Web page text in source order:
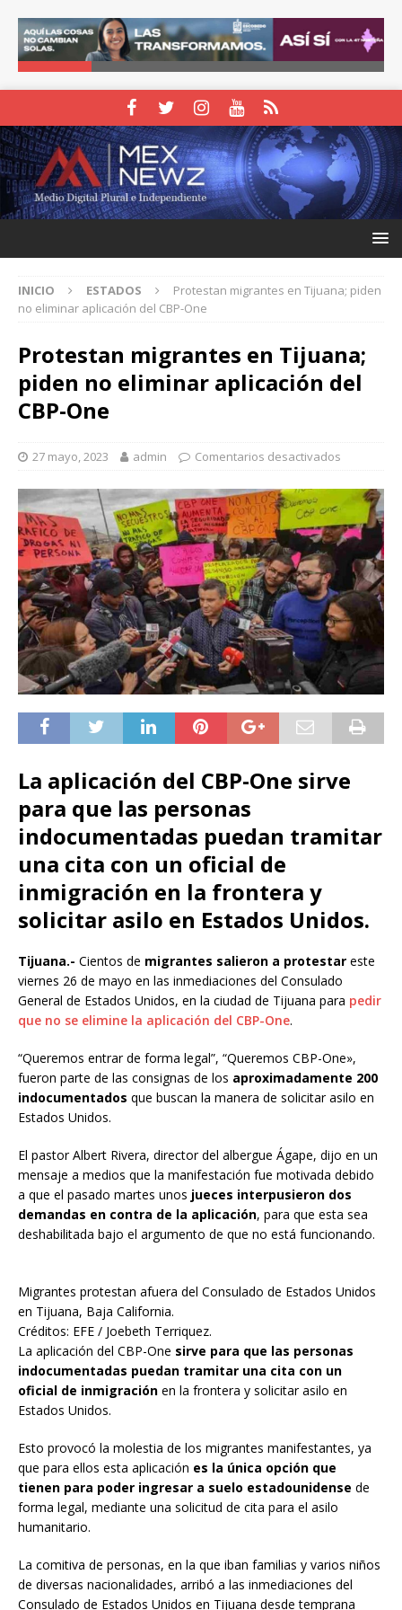
INICIO ESTADOS
Protestan migrantes en Tijuana; piden
no eliminar aplicación del CBP-One
Protestan migrantes en Tijuana;
piden no eliminar aplicación del
CBP-One
27 mayo, 2023 admin Comentarios desactivados
La aplicación del CBP-One sirve
para que las personas
indocumentadas puedan tramitar
una cita con un oficial de
inmigración en la frontera y
solicitar asilo en Estados Unidos.
Tijuana.- Cientos de migrantes salieron a protestar este
viernes 26 de mayo en las inmediaciones del Consulado
General de Estados Unidos, en la ciudad de Tijuana para pedir
que no se elimine la aplicación del CBP-One.
“Queremos entrar de forma legal”, “Queremos CBP-One»,
fueron parte de las consignas de los aproximadamente 200
indocumentados que buscan la manera de solicitar asilo en
Estados Unidos.
El pastor Albert Rivera, director del albergue Ágape, dijo en un
mensaje a medios que la manifestación fue motivada debido
a que el pasado martes unos jueces interpusieron dos
demandas en contra de la aplicación, para que esta sea
deshabilitada bajo el argumento de que no está funcionando.
Migrantes protestan afuera del Consulado de Estados Unidos
en Tijuana, Baja California.
Créditos: EFE / Joebeth Terriquez.
La aplicación del CBP-One sirve para que las personas
indocumentadas puedan tramitar una cita con un
oficial de inmigración en la frontera y solicitar asilo en
Estados Unidos.
Esto provocó la molestia de los migrantes manifestantes, ya
que para ellos esta aplicación es la única opción que
tienen para poder ingresar a suelo estadounidense de
forma legal, mediante una solicitud de cita para el asilo
humanitario.
La comitiva de personas, en la que iban familias y varios niños
de diversas nacionalidades, arribó a las inmediaciones del
Consulado de Estados Unidos en Tijuana desde temprana